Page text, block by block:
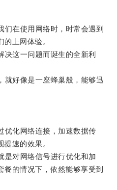
在使用网络时，时常会遇到
上网体验。
这一问题而诞生的全新利
好像是一座蜂巢般，能够迅
化网络连接，加速数据传
速的效果。
对网络信号进行优化和加
的情况下，依然能够享受到